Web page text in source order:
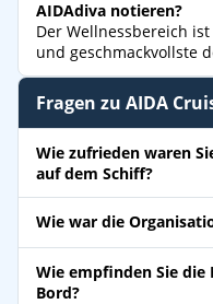
AIDAdiva notieren?
Der Wellnessbereich
und geschmackvollste
Fragen zu AIDA
Wie zufrieden waren
auf dem Schiff?
Wie war die
Wie empfinden Sie
Bord?